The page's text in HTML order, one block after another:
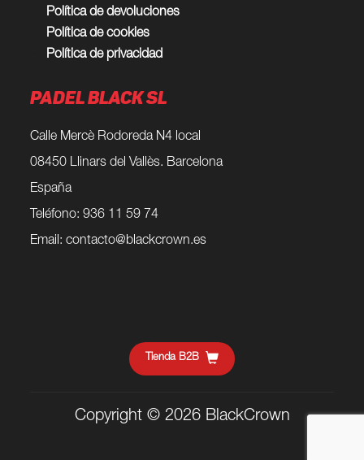
Política de devoluciones
Política de cookies
Política de privacidad
PADEL BLACK SL
Calle Mercè Rodoreda N4 local
08450 Llinars del Vallès. Barcelona
España
Teléfono: 936 11 59 74
Email:contacto@blackcrown.es
Tienda B2B
Copyright © 2026 BlackCrown